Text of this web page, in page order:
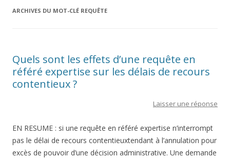
ARCHIVES DU MOT-CLÉ REQUÊTE
Quels sont les effets d’une requête en
référé expertise sur les délais de recours
contentieux ?
Laisser une réponse
EN RESUME : si une requête en référé expertise n’interrompt
pas le délai de recours contentieuxtendant à l’annulation pour
excès de pouvoir d’une décision administrative. Une demande